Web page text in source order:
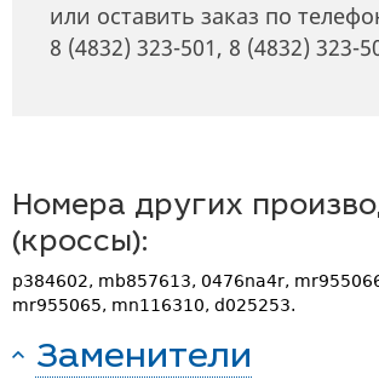
или оставить заказ по
8 (4832) 323-501, 8 (4832) 323-
Номера других
(кроссы):
p384602, mb857613, 0476na4r,
mr955065, mn116310, d025253.
Заменители